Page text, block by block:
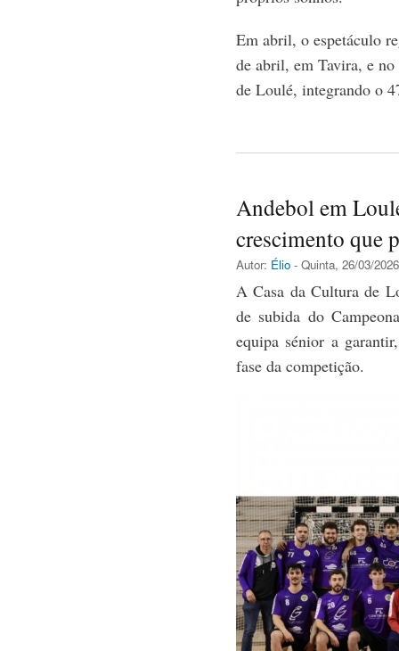
Em abril, o espetáculo
de abril, em Tavira, e
de Loulé, integrando o
Andebol em
crescimento que
Autor: Élio - Quinta, 26/03/
A Casa da Cultura de
de subida do
equipa sénior a
fase da competição.